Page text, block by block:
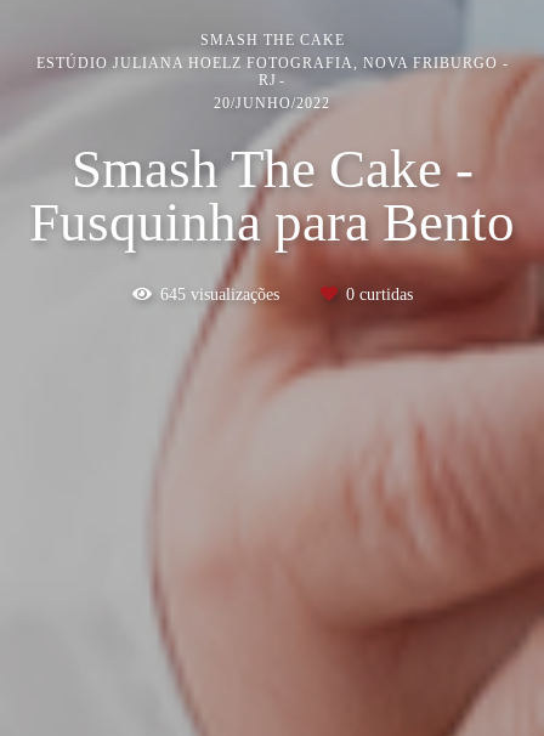
SMASH THE CAKE
ESTÚDIO JULIANA HOELZ FOTOGRAFIA, NOVA FRIBURGO -
RJ
20/JUNHO/2022
Smash The Cake -
Fusquinha para Bento
645visualizações 0curtidas